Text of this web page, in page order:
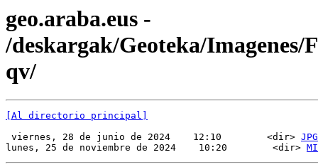
geo.araba.eus -
/deskargak/Geoteka/Imagenes/
qv/
[Al directorio principal]
viernes, 28 de junio de 2024    12:10        <dir> JPG
lunes, 25 de noviembre de 2024    10:20        <dir>